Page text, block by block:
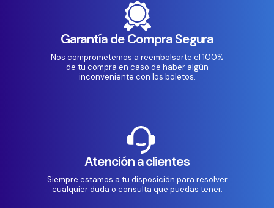
Garantía de Compra Segura
Nos comprometemos a reembolsarte el 100%
de tu compra en caso de haber algún
inconveniente con los boletos.
Atención a clientes
Siempre estamos a tu disposición para resolver
cualquier duda o consulta que puedas tener.